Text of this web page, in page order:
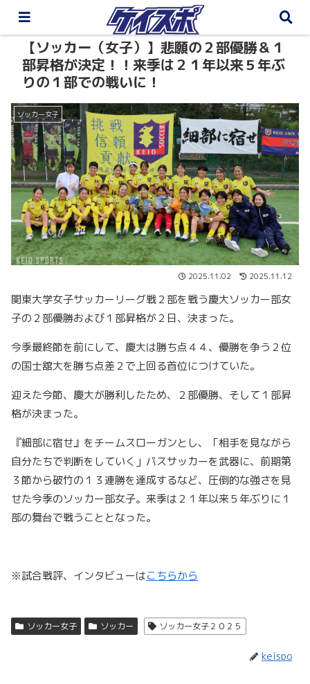
【ソッカー（女子）】悲願の２部優勝＆１
部昇格が決定！！来季は２１年以来５年ぶ
りの１部での戦いに！
ソッカー女子
2025.11.02 2025.11.12
関東大学女子サッカーリーグ戦２部を戦う慶大ソッカー部女
子の２部優勝および１部昇格が２日、決まった。
今季最終節を前にして、慶大は勝ち点４４、優勝を争う２位
の国士舘大を勝ち点差２で上回る首位につけていた。
迎えた今節、慶大が勝利したため、２部優勝、そして１部昇
格が決まった。
『細部に宿せ』をチームスローガンとし、「相手を見ながら
自分たちで判断をしていく」パスサッカーを武器に、前期第
３節から破竹の１３連勝を達成するなど、圧倒的な強さを見
せた今季のソッカー部女子。来季は２１年以来５年ぶりに１
部の舞台で戦うこととなった。
※試合戦評、インタビューはこちらから
ソッカー女子 ソッカー ソッカー女子２０２５
keispo